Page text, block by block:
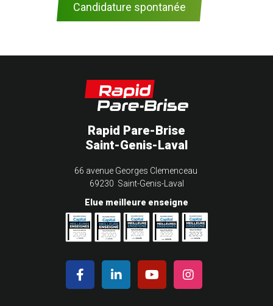
Candidature spontanée
Rapid Pare-Brise
Saint-Genis-Laval
66 avenue Georges Clemenceau
69230 Saint-Genis-Laval
Elue meilleure enseigne